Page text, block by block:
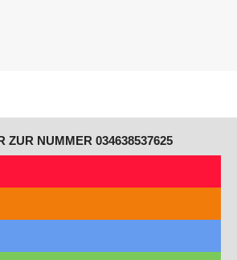
ZUR NUMMER 034638537625